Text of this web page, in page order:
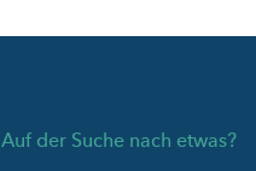
Auf der Suche nach etwas?